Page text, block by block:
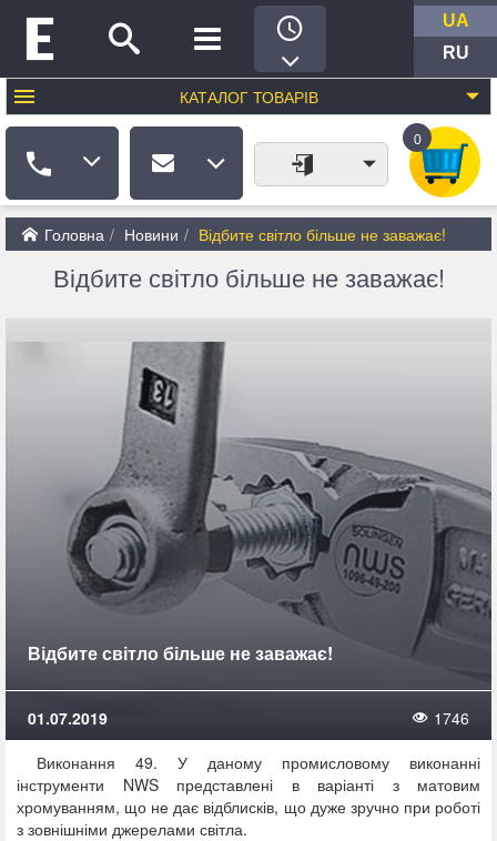
UA
RU
КАТАЛОГ ТОВАРІВ
0
Головна Новини Відбите світло більше не заважає!
Відбите світло більше не заважає!
Відбите світло більше не заважає!
01.07.2019
1746
Виконання 49. У даному промисловому виконанні
інструменти NWS представлені в варіанті з матовим
хромуванням, що не дає відблисків, що дуже зручно при роботі
з зовнішніми джерелами світла.